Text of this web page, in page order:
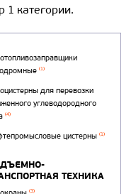
1 категории.